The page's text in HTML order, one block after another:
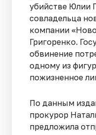
убийстве Юлии
совладельца
компании
Григоренко.
обвинение
одному из
пожизненное
По данным
прокурор
предложила